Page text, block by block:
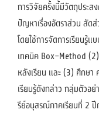
การวิจัยครั้งนี้มีวัตถุประส
ปัญหาเรื่องอัตราส่วน สัด
โดยใช้การจัดการเรียนรู้
เทคนิค Box–Method
หลังเรียน และ (3) ศึกษา
เรียนรู้ดังกล่าว กลุ่มตัวอ
รีย์อนุสรณ์ภาคเรียนที่ 2